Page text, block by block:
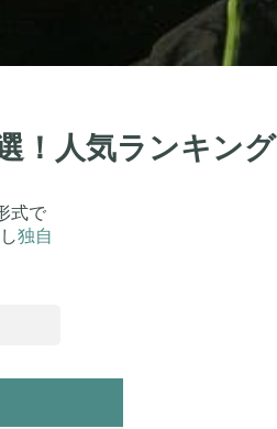
！人気ランキング
式で
独自